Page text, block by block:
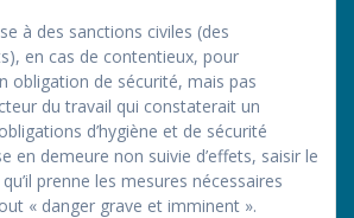
à des sanctions civiles (des
en cas de contentieux, pour
obligation de sécurité, mais pas
du travail qui constaterait un
d’hygiène et de sécurité
en demeure non suivie d’effets, saisir le
prenne les mesures nécessaires
« danger grave et imminent ».